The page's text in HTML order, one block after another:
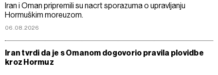
Iran i Oman pripremili su nacrt sporazuma o upravljanju
Hormuškim moreuzom.
06.08.2026
Iran tvrdi da je s Omanom dogovorio pravila plovidbe
kroz Hormuz